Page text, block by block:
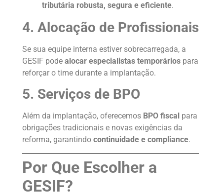
tributária robusta, segura e eficiente.
4. Alocação de Profissionais
Se sua equipe interna estiver sobrecarregada, a
GESIF pode alocar especialistas temporários para
reforçar o time durante a implantação.
5. Serviços de BPO
Além da implantação, oferecemos BPO fiscal para
obrigações tradicionais e novas exigências da
reforma, garantindo continuidade e compliance.
Por Que Escolher a
GESIF?